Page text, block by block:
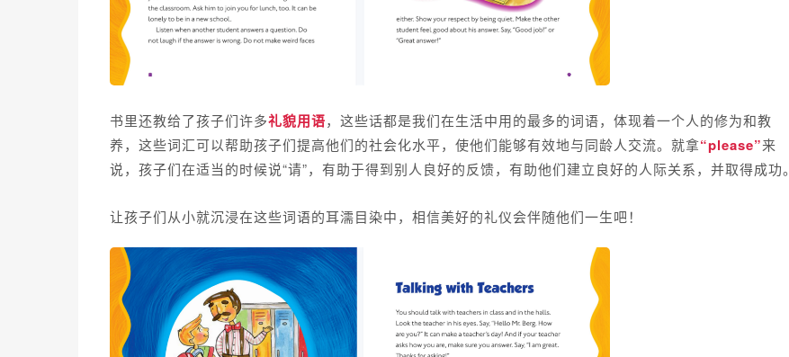
书里还教给了孩子们许多礼貌用语，这些话都是我们在生活中用的最多的词语，体现着一个人的修为和教
养， 这些词汇可以帮助孩子们提高他们的社会化水平，使他们能够有效地与同龄人交流。 就拿“please”来
说，孩子们在适当的时候说“请”，有助于得到别人良好的反馈，有助他们建立良好的人际关系，并取得成功。
让孩子们从小就沉浸在这些词语的耳濡目染中，相信美好的礼仪会伴随他们一生吧！